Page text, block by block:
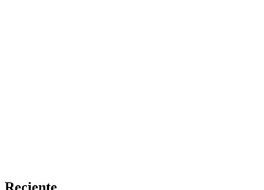
Reciente